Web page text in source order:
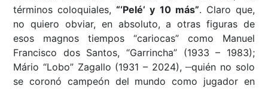
términos coloquiales,“‘Pelé’ y 10 más”. Claro que,
no quiero obviar, en absoluto, a otras figuras de
esos magnos tiempos “cariocas” como Manuel
Francisco dos Santos, “Garrincha” (1933 – 1983);
Mário “Lobo” Zagallo (1931 – 2024), quién no solo
se coronó campeón del mundo como jugador en